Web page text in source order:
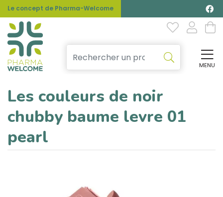
Le concept de Pharma-Welcome
MENU
Les couleurs de noir
chubby baume levre 01
pearl